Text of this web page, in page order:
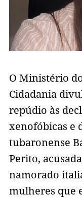
O Ministério
Cidadania
repúdio às
xenofóbicas e
tubaronense
Perito,
namorado
mulheres que